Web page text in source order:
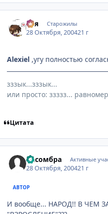
Ася Старожилы
28 Октября, 200421 г
Alexiel ,угу полностью
зззык...зззык...
или просто: ззззз...
Цитата
Ласомбра Активные
28 Октября, 200421 г
АВТОР
И вообще... НАРОД!! В ЧЕМ